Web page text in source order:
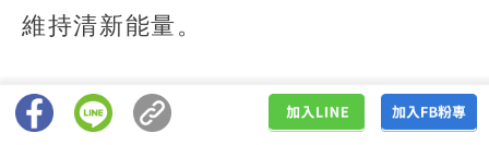
維持清新能量。
風水改運4大重點區域